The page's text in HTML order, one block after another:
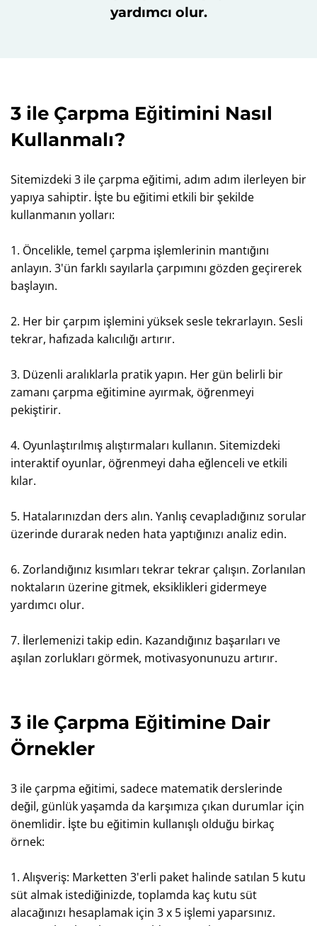
yardımcı olur.
3 ile Çarpma Eğitimini Nasıl
Kullanmalı?
Sitemizdeki 3 ile çarpma eğitimi, adım adım ilerleyen bir
yapıya sahiptir. İşte bu eğitimi etkili bir şekilde
kullanmanın yolları:
1. Öncelikle, temel çarpma işlemlerinin mantığını
anlayın. 3'ün farklı sayılarla çarpımını gözden geçirerek
başlayın.
2. Her bir çarpım işlemini yüksek sesle tekrarlayın. Sesli
tekrar, hafızada kalıcılığı artırır.
3. Düzenli aralıklarla pratik yapın. Her gün belirli bir
zamanı çarpma eğitimine ayırmak, öğrenmeyi
pekiştirir.
4. Oyunlaştırılmış alıştırmaları kullanın. Sitemizdeki
interaktif oyunlar, öğrenmeyi daha eğlenceli ve etkili
kılar.
5. Hatalarınızdan ders alın. Yanlış cevapladığınız sorular
üzerinde durarak neden hata yaptığınızı analiz edin.
6. Zorlandığınız kısımları tekrar tekrar çalışın. Zorlanılan
noktaların üzerine gitmek, eksiklikleri gidermeye
yardımcı olur.
7. İlerlemenizi takip edin. Kazandığınız başarıları ve
aşılan zorlukları görmek, motivasyonunuzu artırır.
3 ile Çarpma Eğitimine Dair
Örnekler
3 ile çarpma eğitimi, sadece matematik derslerinde
değil, günlük yaşamda da karşımıza çıkan durumlar için
önemlidir. İşte bu eğitimin kullanışlı olduğu birkaç
örnek:
1. Alışveriş: Marketten 3'erli paket halinde satılan 5 kutu
süt almak istediğinizde, toplamda kaç kutu süt
alacağınızı hesaplamak için 3 x 5 işlemi yaparsınız.